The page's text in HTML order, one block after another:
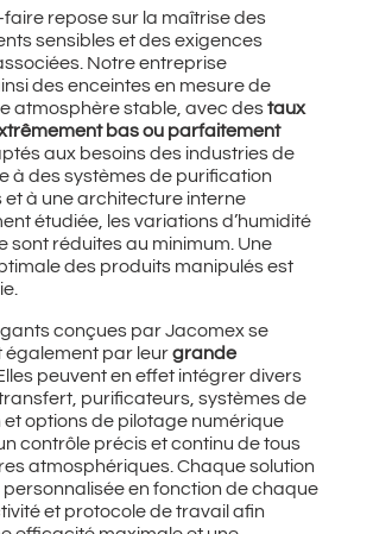
repose sur la maîtrise des
sensibles et des exigences
Notre entreprise
des enceintes en mesure de
atmosphère stable, avec destaux
bas ou parfaitement
aux besoins des industries de
à des systèmes de purification
à une architecture interne
étudiée, les variations d’humidité
sont réduites au minimum. Une
des produits manipulés est
conçues par Jacomex se
par leurgrande
peuvent en effet intégrer divers
purificateurs, systèmes de
options de pilotage numérique
contrôle précis et continu de tous
atmosphériques. Chaque solution
personnalisée en fonction de chaque
et protocole de travail afin